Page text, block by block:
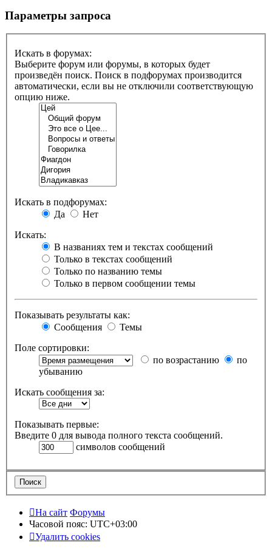
Параметры запроса
Искать в форумах:
Выберите форум или форумы, в которых будет
произведён поиск. Поиск в подфорумах производится
автоматически, если вы не отключили соответствующую
опцию ниже.
Искать в подфорумах:
Да
Нет
Искать:
В названиях тем и текстах сообщений
Только в текстах сообщений
Только по названию темы
Только в первом сообщении темы
Показывать результаты как:
Сообщения
Темы
Поле сортировки:
по возрастанию
по
убыванию
Искать сообщения за:
Показывать первые:
Введите 0 для вывода полного текста сообщений.
символов сообщений
На сайт Форумы
Часовой пояс: UTC+03:00
Удалить cookies